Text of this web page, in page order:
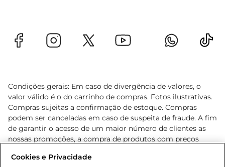
Condições gerais: Em caso de divergência de valores, o
valor válido é o do carrinho de compras. Fotos ilustrativas.
Compras sujeitas a confirmação de estoque. Compras
podem ser canceladas em caso de suspeita de fraude. A fim
de garantir o acesso de um maior número de clientes as
nossas promoções, a compra de produtos com preços
cliente. Os preços, ofertas e condições são exclusivos para
Cookies e Privacidade